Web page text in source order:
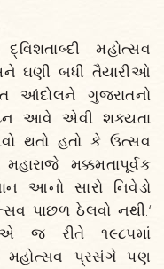
મહોત્સવ
બધી તૈયારીઓ
આંદોલને ગુજરાતનો
આવે એવી શક્યતા
થતો હતો કે ઉત્સવ
મક્કમતાપૂર્વક
આનો સારો નિવેડો
પાછળ ઠેલવો નથી.‘
રીતે ૧૯૮૫માં
મહોત્સવ પ્રસંગે પણ